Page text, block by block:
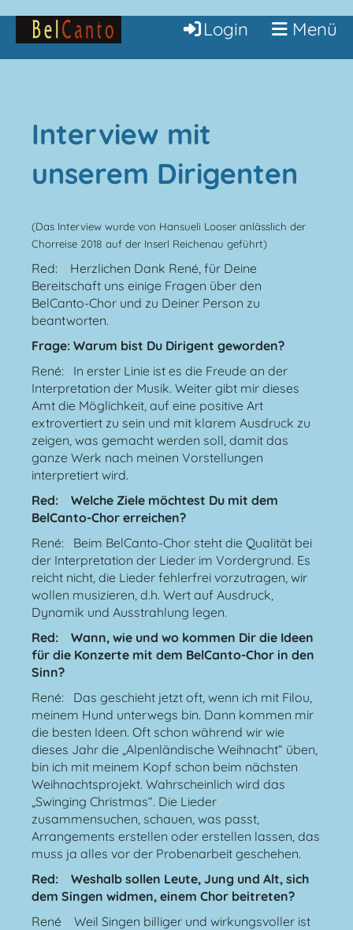
Login Menü
Interview mit
unserem Dirigenten
(Das Interview wurde von Hansueli Looser anlässlich der
Chorreise 2018 auf der Inserl Reichenau geführt)
Red: Herzlichen Dank René, für Deine
Bereitschaft uns einige Fragen über den
BelCanto-Chor und zu Deiner Person zu
beantworten.
Frage: Warum bist Du Dirigent geworden?
René: In erster Linie ist es die Freude an der
Interpretation der Musik. Weiter gibt mir dieses
Amt die Möglichkeit, auf eine positive Art
extrovertiert zu sein und mit klarem Ausdruck zu
zeigen, was gemacht werden soll, damit das
ganze Werk nach meinen Vorstellungen
interpretiert wird.
Red: Welche Ziele möchtest Du mit dem
BelCanto-Chor erreichen?
René: Beim BelCanto-Chor steht die Qualität bei
der Interpretation der Lieder im Vordergrund. Es
reicht nicht, die Lieder fehlerfrei vorzutragen, wir
wollen musizieren, d.h. Wert auf Ausdruck,
Dynamik und Ausstrahlung legen.
Red: Wann, wie und wo kommen Dir die Ideen
für die Konzerte mit dem BelCanto-Chor in den
Sinn?
René: Das geschieht jetzt oft, wenn ich mit Filou,
meinem Hund unterwegs bin. Dann kommen mir
die besten Ideen. Oft schon während wir wie
dieses Jahr die „Alpenländische Weihnacht“ üben,
bin ich mit meinem Kopf schon beim nächsten
Weihnachtsprojekt. Wahrscheinlich wird das
„Swinging Christmas“. Die Lieder
zusammensuchen, schauen, was passt,
Arrangements erstellen oder erstellen lassen, das
muss ja alles vor der Probenarbeit geschehen.
Red: Weshalb sollen Leute, Jung und Alt, sich
dem Singen widmen, einem Chor beitreten?
René Weil Singen billiger und wirkungsvoller ist